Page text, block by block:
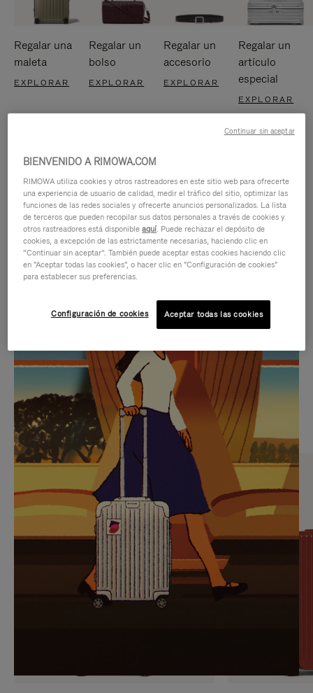
Regalar una
maleta
EXPLORAR
Regalar un
bolso
EXPLORAR
Regalar un
accesorio
EXPLORAR
Regalar un
artículo
especial
EXPLORAR
VÍDEO
NO
ESTÁ
PAUSADO,
PULSE
PARA
PAUSARLO.
SONIDO
DEL
VÍDEO
ESTÁ
DESACTIVADO:
PULSE
PARA
ACTIVARLO.
IDAS DE REGALO CUIDADOSAMENTE ELEGIDAS
Encuentre su compañero de
viaje ideal
BIENVENIDO A RIMOWA.COM
RIMOWA utiliza cookies y otros rastreadores en este sitio web para ofrecerte
una experiencia de usuario de calidad, medir el tráfico del sitio, optimizar las
funciones de las redes sociales y ofrecerte anuncios personalizados. La lista
de terceros que pueden recopilar sus datos personales a través de cookies y
otros rastreadores está disponibleaquí. Puede rechazar el depósito de
cookies, a excepción de las estrictamente necesarias, haciendo clic en
“Continuar sin aceptar”. También puede aceptar estas cookies haciendo clic
en "Aceptar todas las cookies", o hacer clic en "Configuración de cookies"
para establecer sus preferencias.
Configuración de cookies Aceptar todas las cookies
Continuar sin aceptar